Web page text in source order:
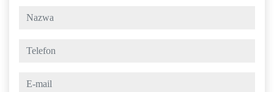
nazwa
telefon
e-mail